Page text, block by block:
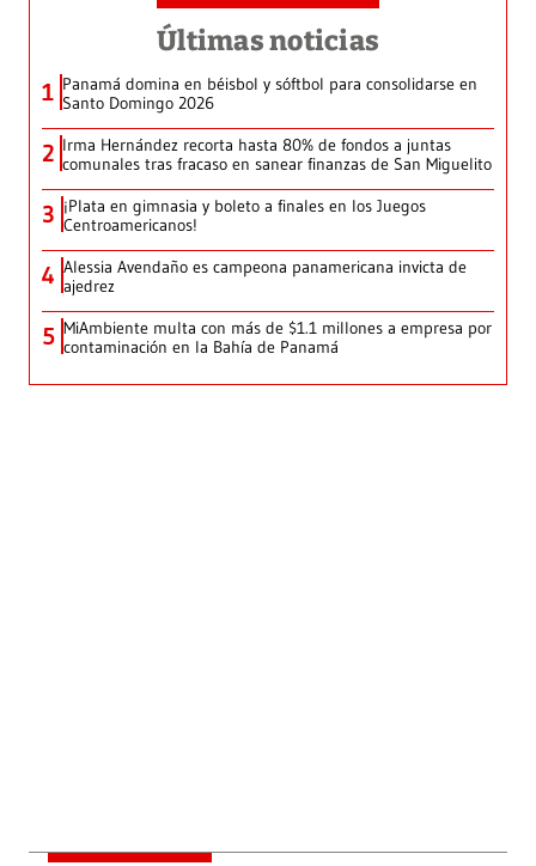
Últimas noticias
1 Panamá domina en béisbol y sóftbol para consolidarse en
Santo Domingo 2026
2 Irma Hernández recorta hasta 80% de fondos a juntas
comunales tras fracaso en sanear finanzas de San Miguelito
3 ¡Plata en gimnasia y boleto a finales en los Juegos
Centroamericanos!
4 Alessia Avendaño es campeona panamericana invicta de
ajedrez
5 MiAmbiente multa con más de $1.1 millones a empresa por
contaminación en la Bahía de Panamá